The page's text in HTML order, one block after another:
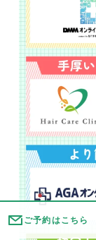
ご予約はこちら